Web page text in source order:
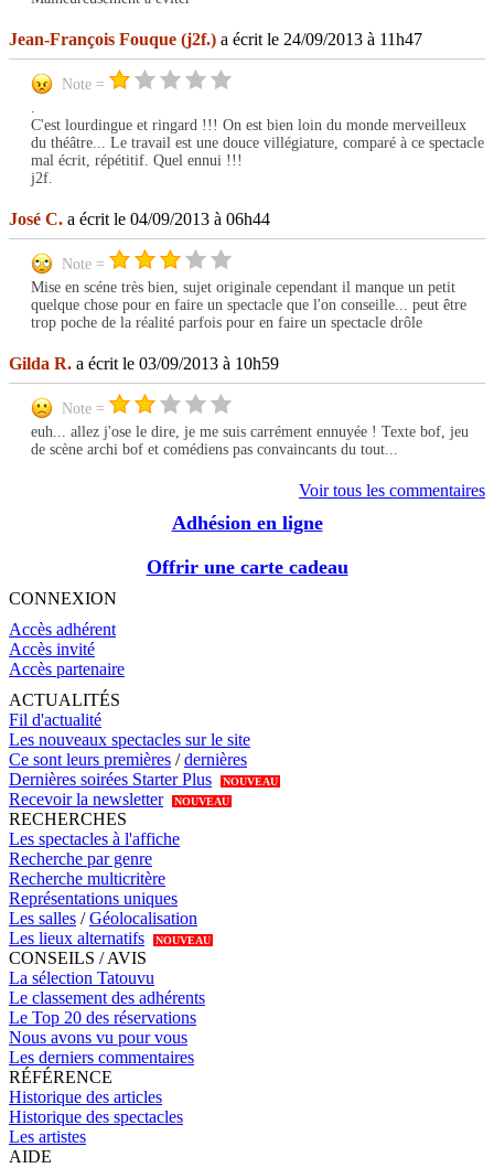
Jean-François Fouque (j2f.) a écrit le 24/09/2013 à 11h47
Note =
.
C'est lourdingue et ringard !!! On est bien loin du monde merveilleux
du théâtre... Le travail est une douce villégiature, comparé à ce spectacle
mal écrit, répétitif. Quel ennui !!!
j2f.
José C. a écrit le 04/09/2013 à 06h44
Note =
Mise en scéne très bien, sujet originale cependant il manque un petit
quelque chose pour en faire un spectacle que l'on conseille... peut être
trop poche de la réalité parfois pour en faire un spectacle drôle
Gilda R. a écrit le 03/09/2013 à 10h59
Note =
euh... allez j'ose le dire, je me suis carrément ennuyée ! Texte bof, jeu
de scène archi bof et comédiens pas convaincants du tout...
Voir tous les commentaires
Adhésion en ligne
Offrir une carte cadeau
CONNEXION
Accès adhérent
Accès invité
Accès partenaire
ACTUALITÉS
Fil d'actualité
Les nouveaux spectacles sur le site
Ce sont leurs premières /dernières
Dernières soirées Starter Plus
NOUVEAU
Recevoir la newsletter NOUVEAU
RECHERCHES
Les spectacles à l'affiche
Recherche par genre
Recherche multicritère
Représentations uniques
Les salles /Géolocalisation
Les lieux alternatifs
NOUVEAU
CONSEILS / AVIS
La sélection Tatouvu
Le classement des adhérents
Le Top 20 des réservations
Nous avons vu pour vous
Les derniers commentaires
RÉFÉRENCE
Historique des articles
Historique des spectacles
Les artistes
AIDE